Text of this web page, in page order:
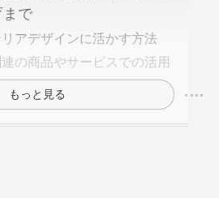
まで
アデザインに活かす方法
の商品やサービスでの活用
もっと見る